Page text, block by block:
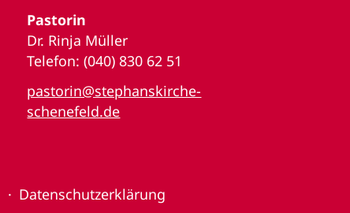
Pastorin
Dr. Rinja Müller
Telefon: (040) 830 62 51
pastorin@stephanskirche-
schenefeld.de
Datenschutzerklärung